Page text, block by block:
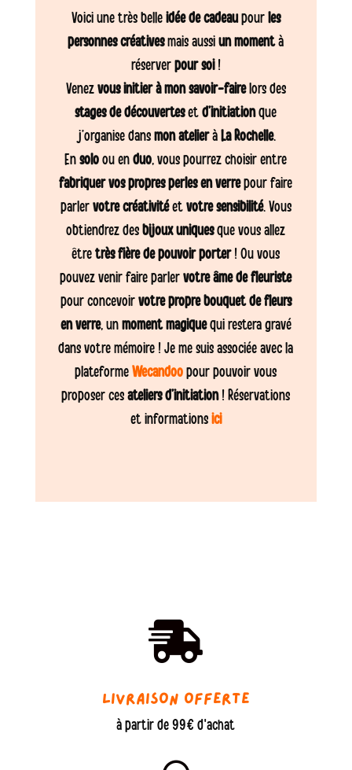
Voici une très belleidée de cadeaupourles
personnes créativesmais aussiun momentà
réserver pour soi!
Venezvous initier à mon savoir-fairelors des
stages de découvertesetd’initiationque
j’organise dans mon atelieràLa Rochelle.
Ensolo ou enduo, vous pourrez choisir entre
fabriquer vos propres perles en verrepour faire
parlervotre créativitéet votre sensibilité. Vous
obtiendrez des bijoux uniquesque vous allez
êtretrès fière de pouvoir porter! Ou vous
pouvez venir faire parlervotre âme de fleuriste
pour concevoir votre propre bouquet de fleurs
en verre, un moment magiquequi restera gravé
dans votre mémoire ! Je me suis associée avec la
plateformeWecandoopour pouvoir vous
proposer cesateliers d’initiation! Réservations
et informationsici

Livraison offerte
à partir de 99€ d'achat